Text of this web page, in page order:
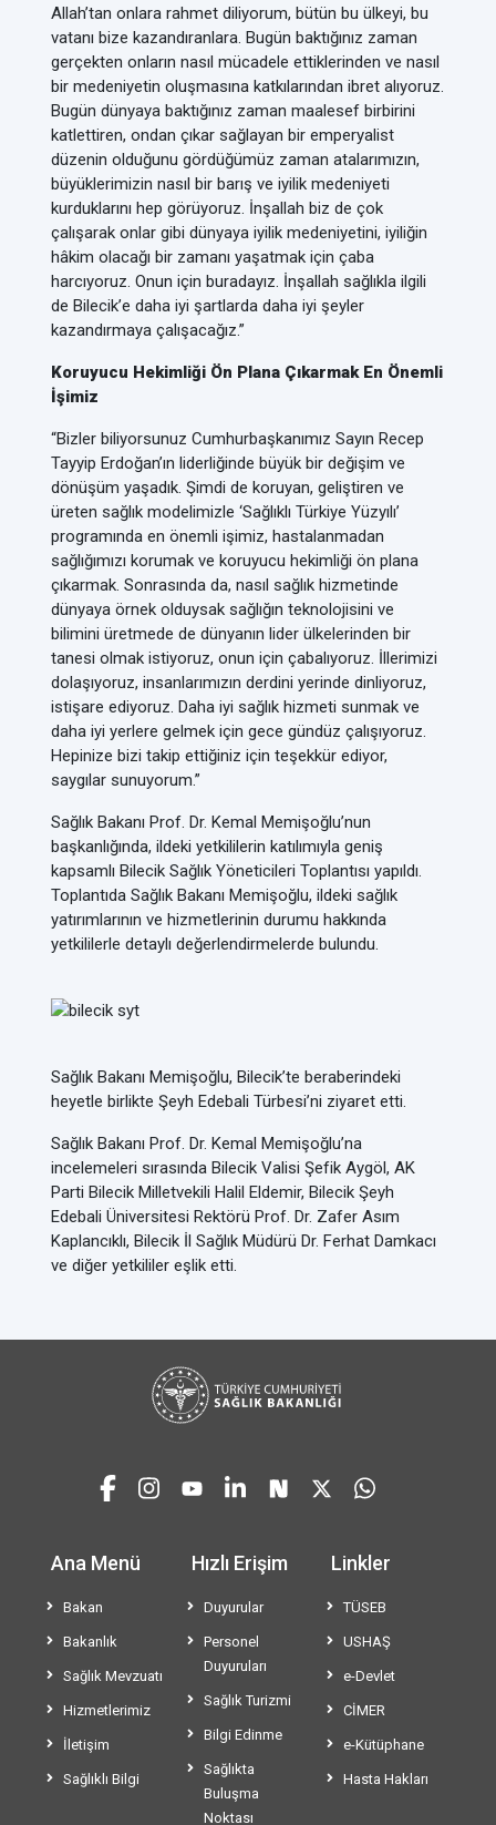
Allah’tan onlara rahmet diliyorum, bütün bu ülkeyi, bu
vatanı bize kazandıranlara. Bugün baktığınız zaman
gerçekten onların nasıl mücadele ettiklerinden ve nasıl
bir medeniyetin oluşmasına katkılarından ibret alıyoruz.
Bugün dünyaya baktığınız zaman maalesef birbirini
katlettiren, ondan çıkar sağlayan bir emperyalist
düzenin olduğunu gördüğümüz zaman atalarımızın,
büyüklerimizin nasıl bir barış ve iyilik medeniyeti
kurduklarını hep görüyoruz. İnşallah biz de çok
çalışarak onlar gibi dünyaya iyilik medeniyetini, iyiliğin
hâkim olacağı bir zamanı yaşatmak için çaba
harcıyoruz. Onun için buradayız. İnşallah sağlıkla ilgili
de Bilecik’e daha iyi şartlarda daha iyi şeyler
kazandırmaya çalışacağız.”
Koruyucu Hekimliği Ön Plana Çıkarmak En Önemli
İşimiz
“Bizler biliyorsunuz Cumhurbaşkanımız Sayın Recep
Tayyip Erdoğan’ın liderliğinde büyük bir değişim ve
dönüşüm yaşadık. Şimdi de koruyan, geliştiren ve
üreten sağlık modelimizle ‘Sağlıklı Türkiye Yüzyılı’
programında en önemli işimiz, hastalanmadan
sağlığımızı korumak ve koruyucu hekimliği ön plana
çıkarmak. Sonrasında da, nasıl sağlık hizmetinde
dünyaya örnek olduysak sağlığın teknolojisini ve
bilimini üretmede de dünyanın lider ülkelerinden bir
tanesi olmak istiyoruz, onun için çabalıyoruz. İllerimizi
dolaşıyoruz, insanlarımızın derdini yerinde dinliyoruz,
istişare ediyoruz. Daha iyi sağlık hizmeti sunmak ve
daha iyi yerlere gelmek için gece gündüz çalışıyoruz.
Hepinize bizi takip ettiğiniz için teşekkür ediyor,
saygılar sunuyorum.”
Sağlık Bakanı Prof. Dr. Kemal Memişoğlu’nun
başkanlığında, ildeki yetkililerin katılımıyla geniş
kapsamlı Bilecik Sağlık Yöneticileri Toplantısı yapıldı.
Toplantıda Sağlık Bakanı Memişoğlu, ildeki sağlık
yatırımlarının ve hizmetlerinin durumu hakkında
yetkililerle detaylı değerlendirmelerde bulundu.
Sağlık Bakanı Memişoğlu, Bilecik’te beraberindeki
heyetle birlikte Şeyh Edebali Türbesi’ni ziyaret etti.
Sağlık Bakanı Prof. Dr. Kemal Memişoğlu’na
incelemeleri sırasında Bilecik Valisi Şefik Aygöl, AK
Parti Bilecik Milletvekili Halil Eldemir, Bilecik Şeyh
Edebali Üniversitesi Rektörü Prof. Dr. Zafer Asım
Kaplancıklı, Bilecik İl Sağlık Müdürü Dr. Ferhat Damkacı
ve diğer yetkililer eşlik etti.
Ana Menü
Bakan
Bakanlık
Sağlık Mevzuatı
Hizmetlerimiz
İletişim
Sağlıklı Bilgi
Hızlı Erişim
Duyurular
Personel
Duyuruları
Sağlık Turizmi
Bilgi Edinme
Sağlıkta
Buluşma
Noktası
Linkler
TÜSEB
USHAŞ
e-Devlet
CİMER
e-Kütüphane
Hasta Hakları